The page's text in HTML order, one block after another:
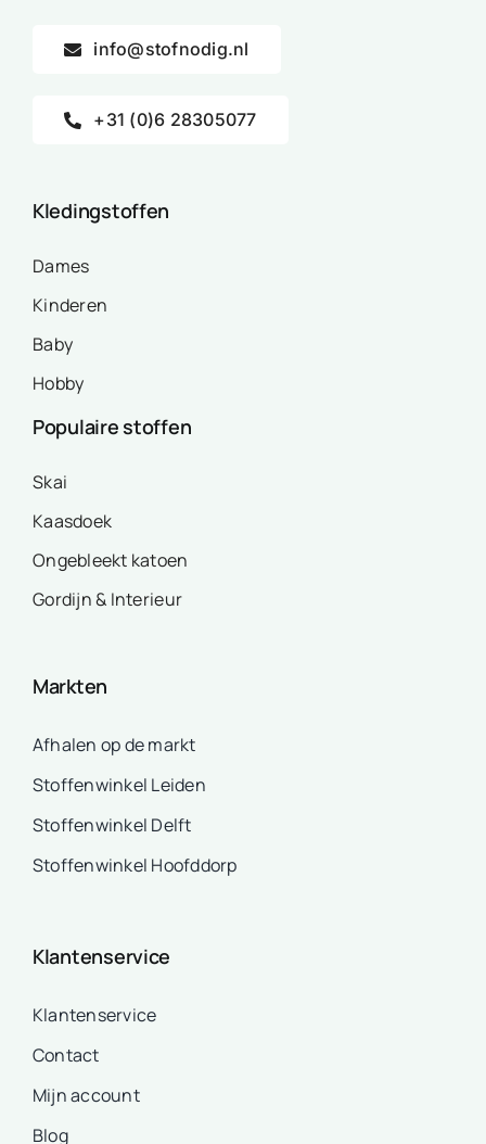
info@stofnodig.nl
+31 (0)6 28305077
Kledingstoffen
Dames
Kinderen
Baby
Hobby
Populaire stoffen
Skai
Kaasdoek
Ongebleekt katoen
Gordijn & Interieur
Markten
Afhalen op de markt
Stoffenwinkel Leiden
Stoffenwinkel Delft
Stoffenwinkel Hoofddorp
Klantenservice
Klantenservice
Contact
Mijn account
Blog